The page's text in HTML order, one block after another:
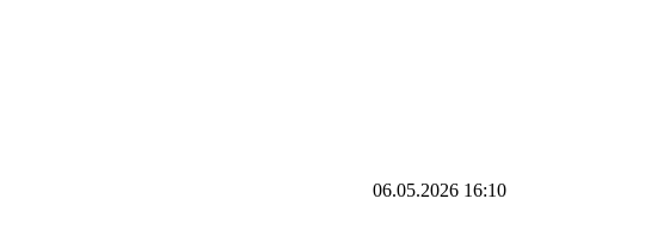
06.05.2026 16:10